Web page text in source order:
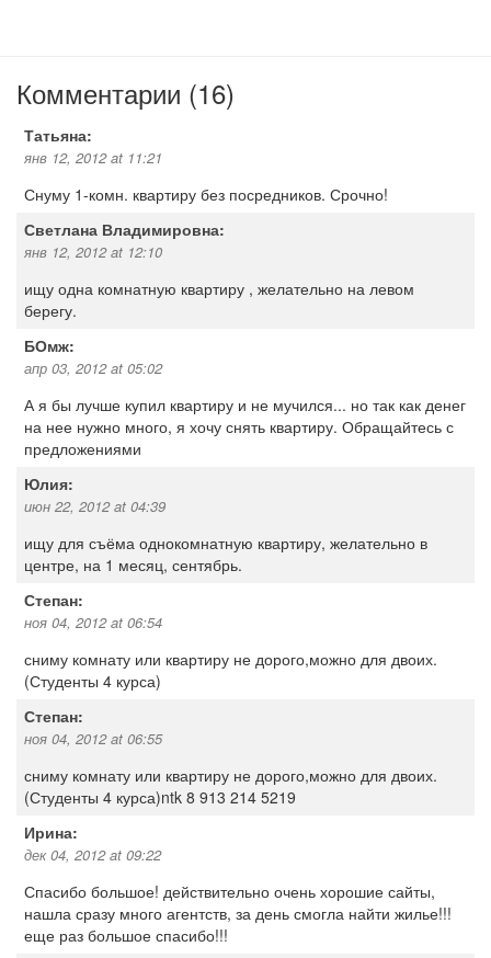
Комментарии (16)
Татьяна:
янв 12, 2012 at 11:21
Снуму 1-комн. квартиру без посредников. Срочно!
Светлана Владимировна:
янв 12, 2012 at 12:10
ищу одна комнатную квартиру , желательно на левом
берегу.
БОмж:
апр 03, 2012 at 05:02
А я бы лучше купил квартиру и не мучился... но так как денег
на нее нужно много, я хочу снять квартиру. Обращайтесь с
предложениями
Юлия:
июн 22, 2012 at 04:39
ищу для съёма однокомнатную квартиру, желательно в
центре, на 1 месяц, сентябрь.
Степан:
ноя 04, 2012 at 06:54
сниму комнату или квартиру не дорого,можно для двоих.
(Студенты 4 курса)
Степан:
ноя 04, 2012 at 06:55
сниму комнату или квартиру не дорого,можно для двоих.
(Студенты 4 курса)ntk 8 913 214 5219
Ирина:
дек 04, 2012 at 09:22
Спасибо большое! действительно очень хорошие сайты,
нашла сразу много агентств, за день смогла найти жилье!!!
еще раз большое спасибо!!!